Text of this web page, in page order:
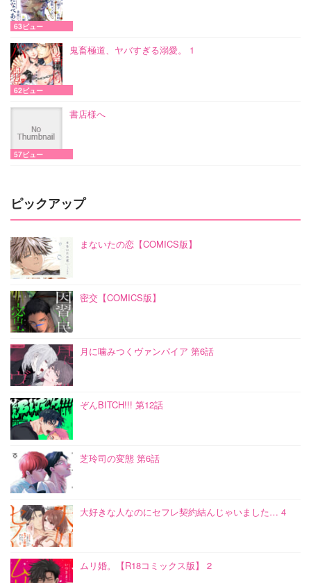
63ビュー
鬼畜極道、ヤバすぎる溺愛。 1
62ビュー
書店様へ
57ビュー
ピックアップ
まないたの恋【COMICS版】
密交【COMICS版】
月に噛みつくヴァンパイア 第6話
ぞんBITCH!!! 第12話
芝玲司の変態 第6話
大好きな人なのにセフレ契約結んじゃいました… 4
ムリ婚。【R18コミックス版】 2